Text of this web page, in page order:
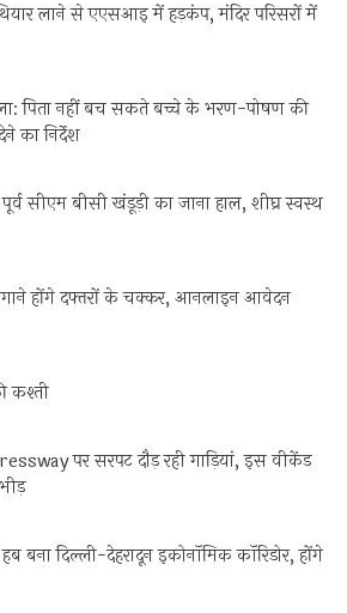
लाने से एएसआइ में हड़कंप, मंदिर परिसरों में
पिता नहीं बच सकते बच्चे के भरण-पोषण की
का निर्देश
पूर्व सीएम बीसी खंडूड़ी का जाना हाल, शीघ्र स्वस्थ
होंगे दफ्तरों के चक्कर, आनलाइन आवेदन
कश्ती
पर सरपट दौड़ रही गाड़ियां, इस वीकेंड
हब बना दिल्ली-देहरादून इकोनॉमिक कॉरिडोर, होंगे